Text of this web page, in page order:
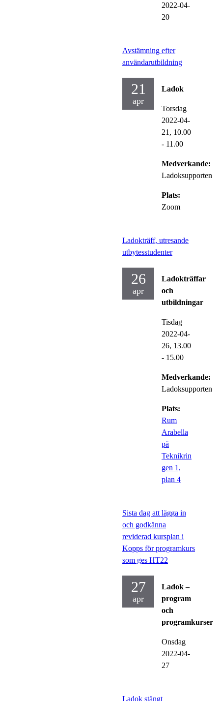
2022-04-
20
Avstämning efter
användarutbildning
21
apr
Ladok
Torsdag
2022-04-
21, 10.00
- 11.00
Medverkande:
Ladoksupporten
Plats:
Zoom
Ladokträff, utresande
utbytesstudenter
26
apr
Ladokträffar
och
utbildningar
Tisdag
2022-04-
26, 13.00
- 15.00
Medverkande:
Ladoksupporten
Plats:
Rum
Arabella
på
Teknikrin
gen 1,
plan 4
Sista dag att lägga in
och godkänna
reviderad kursplan i
Kopps för programkurs
som ges HT22
27
apr
Ladok –
program
och
programkurser
Onsdag
2022-04-
27
Ladok stängt